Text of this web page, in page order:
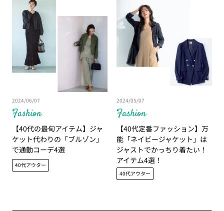
Fashion
2024/06/07
【40代の最旬アイテム】ジャ
ケット代わりの「ブルゾン」
で通勤コーデ4選
40代アウター
Fashion
2024/05/07
【40代定番ファッション】万
能「ネイビージャケット」は
ジャストでかっちり着たい！
アイテム4選！
40代アウター